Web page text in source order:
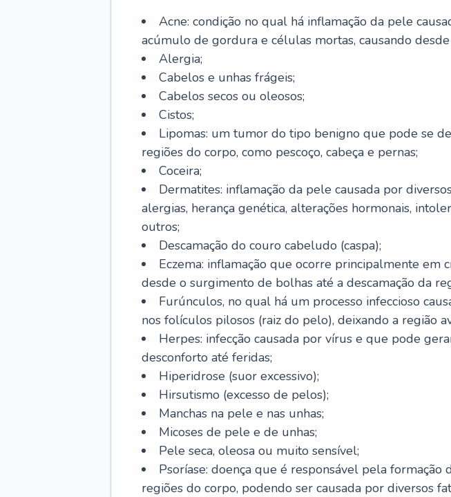
Acne: condição no qual há inflamação da pele
acúmulo de gordura e células mortas, causando desde
Alergia;
Cabelos e unhas frágeis;
Cabelos secos ou oleosos;
Cistos;
Lipomas: um tumor do tipo benigno que pode se
regiões do corpo, como pescoço, cabeça e pernas;
Coceira;
Dermatites: inflamação da pele causada por
alergias, herança genética, alterações hormonais,
outros;
Descamação do couro cabeludo (caspa);
Eczema: inflamação que ocorre principalmente em
desde o surgimento de bolhas até a descamação da
Furúnculos, no qual há um processo infeccioso
nos folículos pilosos (raiz do pelo), deixando a região
Herpes: infecção causada por vírus e que pode
desconforto até feridas;
Hiperidrose (suor excessivo);
Hirsutismo (excesso de pelos);
Manchas na pele e nas unhas;
Micoses de pele e de unhas;
Pele seca, oleosa ou muito sensível;
Psoríase: doença que é responsável pela formação
regiões do corpo, podendo ser causada por diversos